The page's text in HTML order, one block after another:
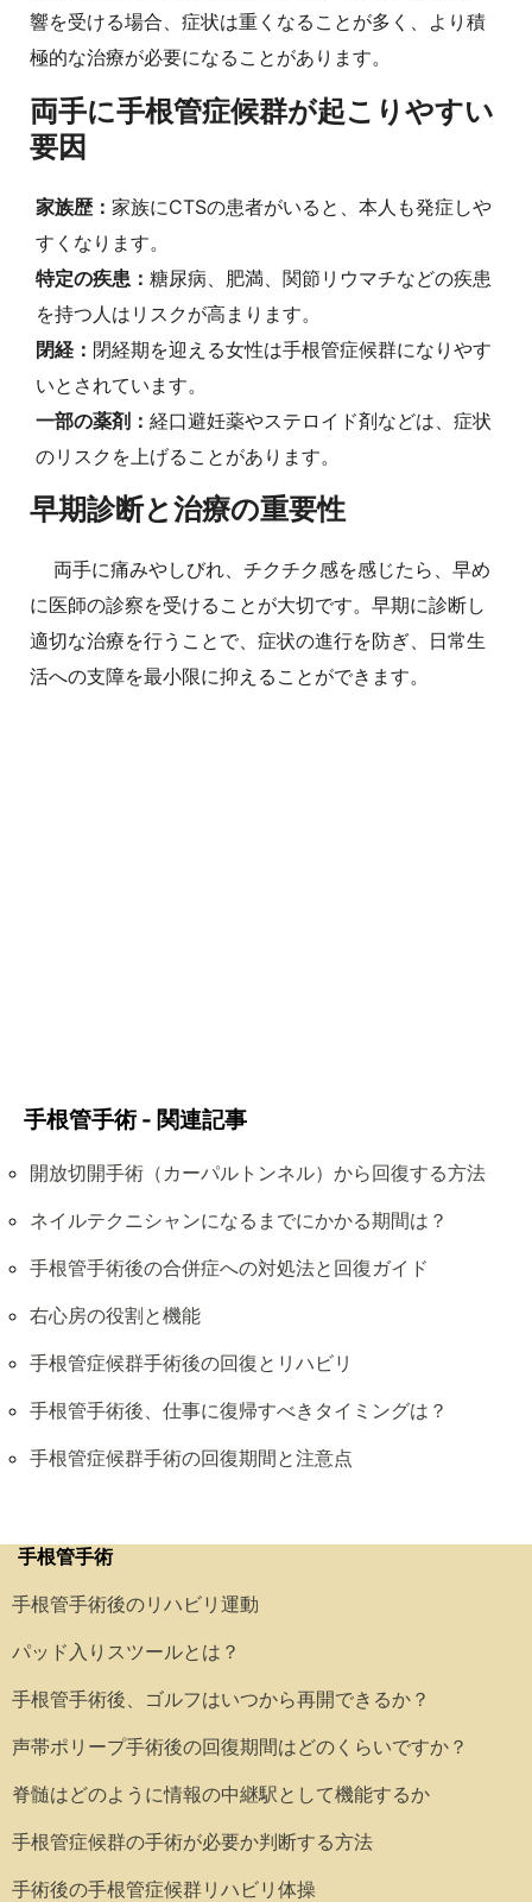
響を受ける場合、症状は重くなることが多く、より積
極的な治療が必要になることがあります。
両手に手根管症候群が起こりやすい
要因
家族歴： 家族にCTSの患者がいると、本人も発症しや
すくなります。
特定の疾患： 糖尿病、肥満、関節リウマチなどの疾患
を持つ人はリスクが高まります。
閉経： 閉経期を迎える女性は手根管症候群になりやす
いとされています。
一部の薬剤： 経口避妊薬やステロイド剤などは、症状
のリスクを上げることがあります。
早期診断と治療の重要性
両手に痛みやしびれ、チクチク感を感じたら、早め
に医師の診察を受けることが大切です。早期に診断し
適切な治療を行うことで、症状の進行を防ぎ、日常生
活への支障を最小限に抑えることができます。
手根管手術 - 関連記事
開放切開手術（カーパルトンネル）から回復する方法
ネイルテクニシャンになるまでにかかる期間は？
手根管手術後の合併症への対処法と回復ガイド
右心房の役割と機能
手根管症候群手術後の回復とリハビリ
手根管手術後、仕事に復帰すべきタイミングは？
手根管症候群手術の回復期間と注意点
手根管手術
手根管手術後のリハビリ運動
パッド入りスツールとは？
手根管手術後、ゴルフはいつから再開できるか？
声帯ポリープ手術後の回復期間はどのくらいですか？
脊髄はどのように情報の中継駅として機能するか
手根管症候群の手術が必要か判断する方法
手術後の手根管症候群リハビリ体操